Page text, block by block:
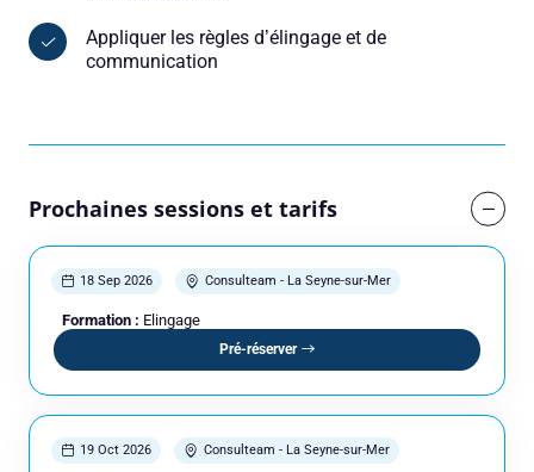
Appliquer les règles d’élingage et de
communication
Prochaines sessions et tarifs
18 Sep 2026 Consulteam - La Seyne-sur-Mer
Formation : Elingage
Pré-réserver
19 Oct 2026 Consulteam - La Seyne-sur-Mer